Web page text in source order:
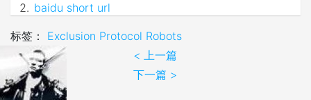
baidu short url
标签： Exclusion Protocol Robots
< 上一篇
下一篇 >